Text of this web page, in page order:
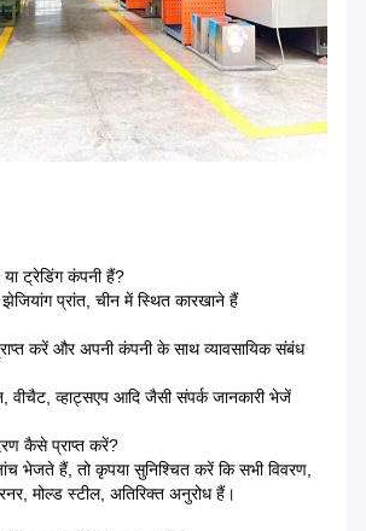
ट्रेडिंग कंपनी हैं?
प्रांत, चीन में स्थित कारखाने हैं
करें और अपनी कंपनी के साथ व्यावसायिक संबंध
वीचैट, व्हाट्सएप आदि जैसी संपर्क जानकारी भेजें
कैसे प्राप्त करें?
भेजते हैं, तो कृपया सुनिश्चित करें कि सभी विवरण,
मोल्ड स्टील, अतिरिक्त अनुरोध हैं।